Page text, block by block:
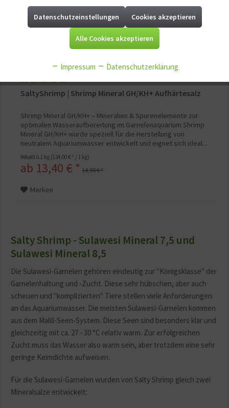
SaltyShrimp | Shrimp Mineral GH/KH+ Aufhärtesalz
Shrimp Mineral GH/KH+ – Mineralien & Spurenelemente zur
optimalen Wasseraufbereitung im Garnelenaquarium Shrimp
Mineral GH/KH+ wurde speziell für die Herstellung von
neutralem Aquariumwasser entwickelt und eignet sich ideal...
Inhalt0.1 kg (134,00 € * / 1 kg)
ab 13,40 € * 14,90 € *
Merken
Salty Shrimp - Sulawesi Mineral 7,5 und
Sulawesi Mineral 8,5
Die Sulawesi-Garnelen gehören eindeutig zur "Königsklasse" der
Garnelenhaltung und -Zucht. Diese sehr hübschen, aber auch
scheuen und "komplizierten" Tiere stellen viele Anforderungen
an das Aquariumwasser. Die meisten Sulawesi-Garnelen kommen
aus dem Malili-Seen-System. Diese Seen sind besonders klar und
gleichzeitig mit ca. 27 - 30 °C relativ warm. Zur erfolgreichen
Zucht muss das Wasser also warm sein, aber trotzdem eine sehr
geringe Keimdichte aufweisen.
Für die Sulawesi-Garnelen wurden von Salty Shrimp gleich zwei
Mineralsalze entwickelt:
Marketing Aktiv
Service Aktiv
Sonstige
Datenschutzeinstellungen Cookies akzeptieren
Alle Cookies akzeptieren
Impressum Datenschutzerklärung